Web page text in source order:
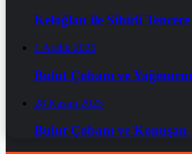
Keloğlan ile Sihirli Tencere
1 Aralık 2025
Bulut Çobanı ve
28 Kasım 2025
Bulut Çobanı ve Konuşan